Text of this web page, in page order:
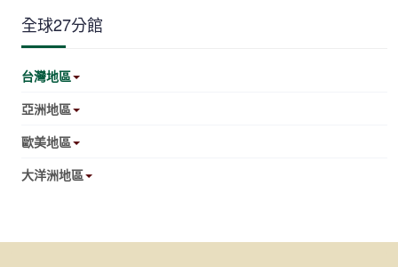
全球27分館
台灣地區
亞洲地區
歐美地區
大洋洲地區